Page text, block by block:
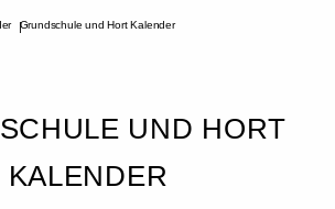
Grundschule und Hort Kalender
UND HORT
KALENDER